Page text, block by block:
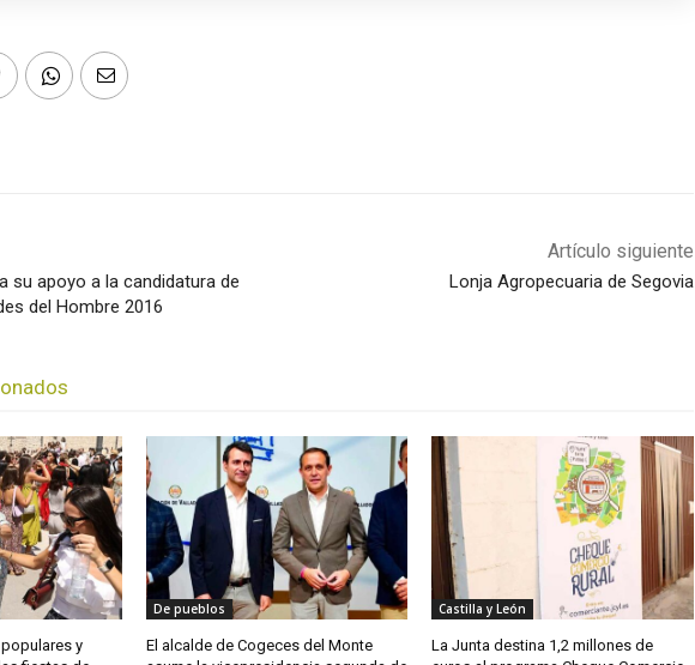
su apoyo a la candidatura de
del Hombre 2016
Artículo siguiente
Lonja Agropecuaria de Segovia
y
De pueblos
El alcalde de Cogeces del Monte
Castilla y León
La Junta destina 1,2 millones de